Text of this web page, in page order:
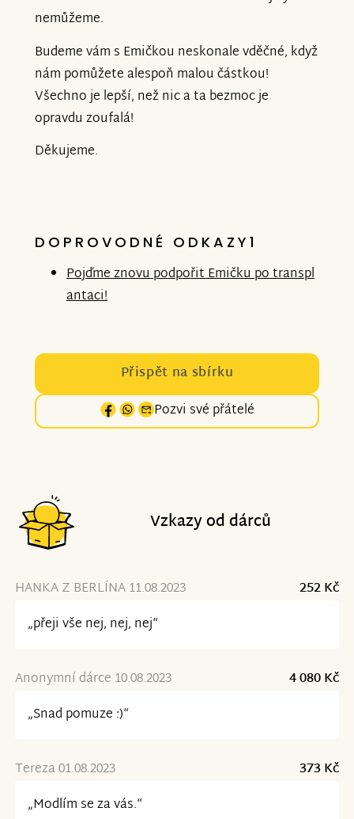
nemůžeme.
Budeme vám s Emičkou neskonale vděčné, když
nám pomůžete alespoň malou částkou!
Všechno je lepší, než nic a ta bezmoc je
opravdu zoufalá!
Děkujeme.
DOPROVODNÉ ODKAZY1
Pojďme znovu podpořit Emičku po transpl
antaci!
Přispět na sbírku
Pozvi své přátelé
Vzkazy od dárců
HANKA Z BERLÍNA 11.08.2023
252 Kč
„přeji vše nej, nej, nej“
Anonymní dárce 10.08.2023
4 080 Kč
„Snad pomuze :)“
Tereza 01.08.2023
373 Kč
„Modlím se za vás.“